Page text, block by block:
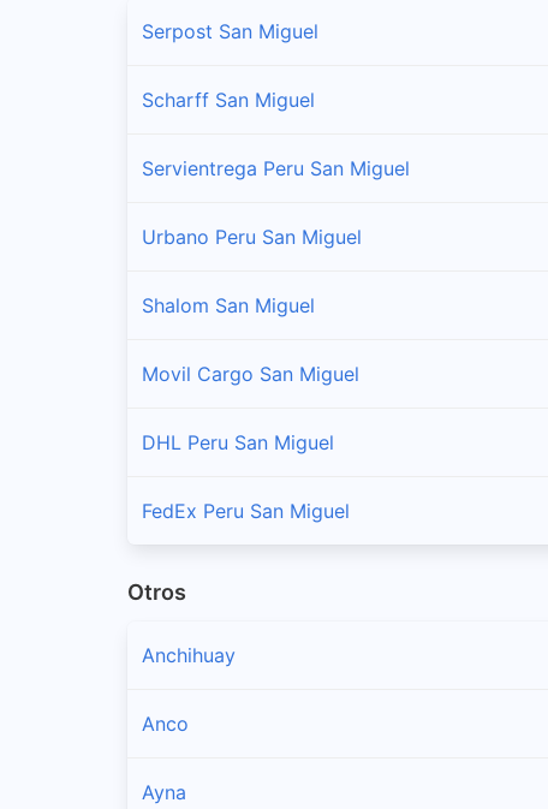
Serpost San Miguel
Scharff San Miguel
Servientrega Peru San Miguel
Urbano Peru San Miguel
Shalom San Miguel
Movil Cargo San Miguel
DHL Peru San Miguel
FedEx Peru San Miguel
Otros
Anchihuay
Anco
Ayna